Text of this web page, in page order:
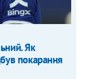
Як
покарання